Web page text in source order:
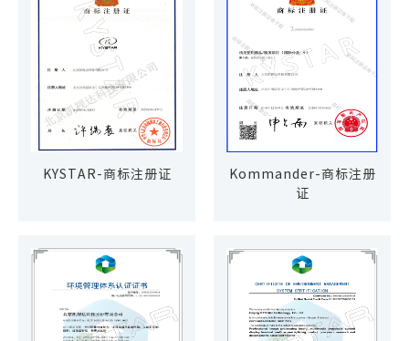
KYSTAR-商标注册证
Kommander-商标注册
证